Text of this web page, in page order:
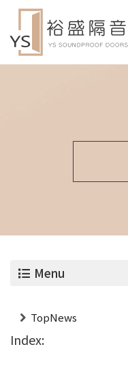
Menu
TopNews
Index: